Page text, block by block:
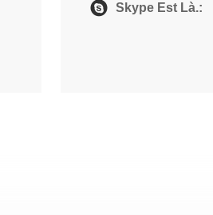
Skype Est Là.: